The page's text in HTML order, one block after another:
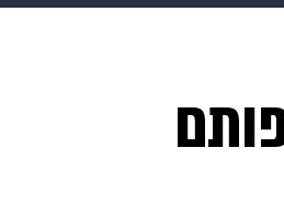
פרויקטים מיוחדים